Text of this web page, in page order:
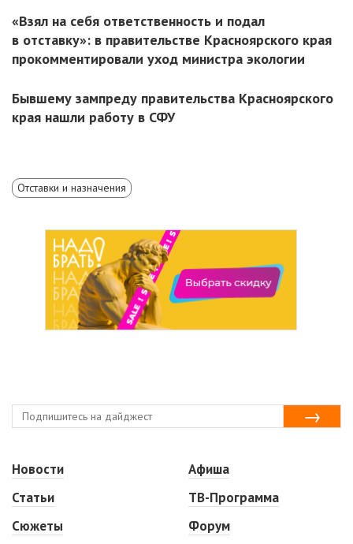
«Взял на себя ответственность и подал
в отставку»: в правительстве Красноярского края
прокомментировали уход министра экологии
Бывшему зампреду правительства Красноярского
края нашли работу в СФУ
Отставки и назначения
Новости
Статьи
Сюжеты
Афиша
ТВ-Программа
Форум